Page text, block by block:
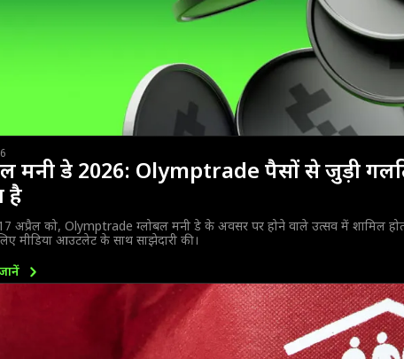
मनी डे 2026: Olymptrade पैसों से जुड़ी
है
अप्रैल को, Olymptrade ग्लोबल मनी डे के अवसर पर होने वाले उत्सव में शामिल
मीडिया आउटलेट के साथ साझेदारी की।